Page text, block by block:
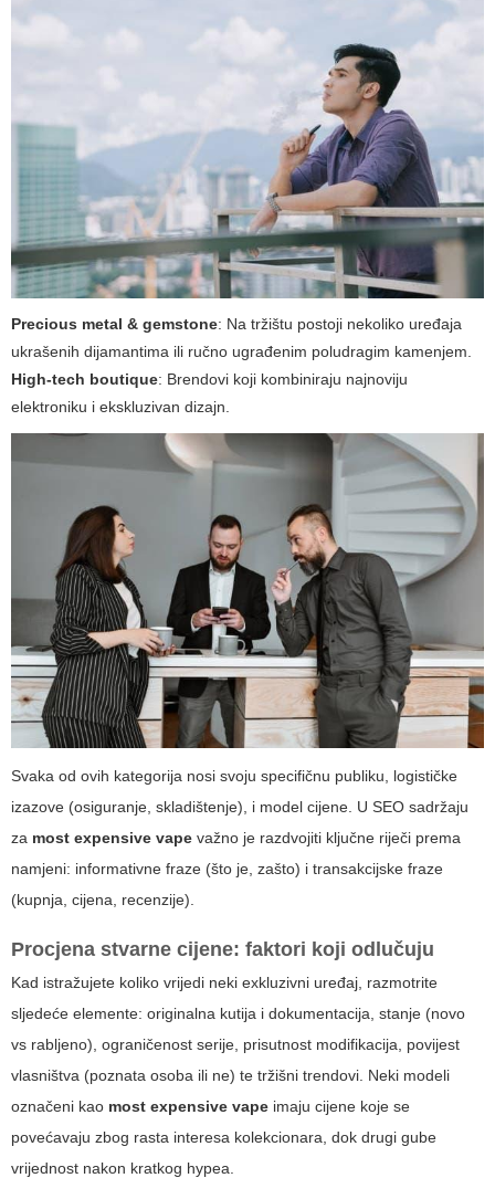
Precious metal & gemstone: Na tržištu postoji nekoliko uređaja
ukrašenih dijamantima ili ručno ugrađenim poludragim kamenjem.
High-tech boutique: Brendovi koji kombiniraju najnoviju
elektroniku i ekskluzivan dizajn.
Svaka od ovih kategorija nosi svoju specifičnu publiku, logističke
izazove (osiguranje, skladištenje), i model cijene. U SEO sadržaju
za most expensive vape važno je razdvojiti ključne riječi prema
namjeni: informativne fraze (što je, zašto) i transakcijske fraze
(kupnja, cijena, recenzije).
Procjena stvarne cijene: faktori koji odlučuju
Kad istražujete koliko vrijedi neki exkluzivni uređaj, razmotrite
sljedeće elemente: originalna kutija i dokumentacija, stanje (novo
vs rabljeno), ograničenost serije, prisutnost modifikacija, povijest
vlasništva (poznata osoba ili ne) te tržišni trendovi. Neki modeli
označeni kao most expensive vape imaju cijene koje se
povećavaju zbog rasta interesa kolekcionara, dok drugi gube
vrijednost nakon kratkog hypea.